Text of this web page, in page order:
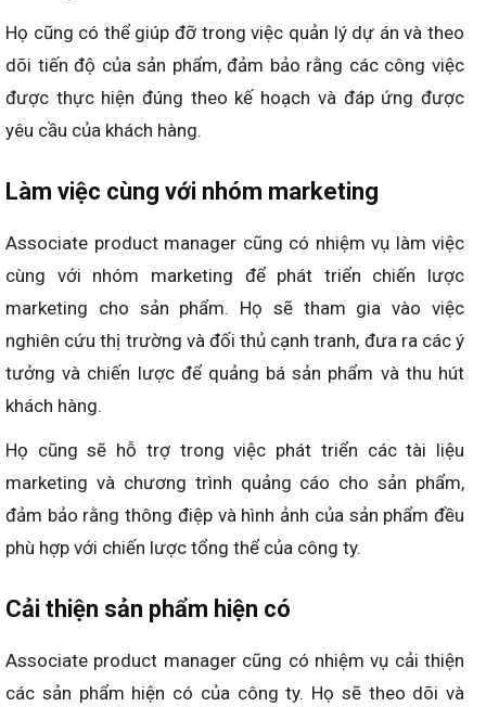
Họ cũng có thể giúp đỡ trong việc quản lý dự án và theo
dõi tiến độ của sản phẩm, đảm bảo rằng các công việc
được thực hiện đúng theo kế hoạch và đáp ứng được
yêu cầu của khách hàng.
Làm việc cùng với nhóm marketing
Associate product manager cũng có nhiệm vụ làm việc
cùng với nhóm marketing để phát triển chiến lược
marketing cho sản phẩm. Họ sẽ tham gia vào việc
nghiên cứu thị trường và đối thủ cạnh tranh, đưa ra các ý
tưởng và chiến lược để quảng bá sản phẩm và thu hút
khách hàng.
Họ cũng sẽ hỗ trợ trong việc phát triển các tài liệu
marketing và chương trình quảng cáo cho sản phẩm,
đảm bảo rằng thông điệp và hình ảnh của sản phẩm đều
phù hợp với chiến lược tổng thể của công ty.
Cải thiện sản phẩm hiện có
Associate product manager cũng có nhiệm vụ cải thiện
các sản phẩm hiện có của công ty. Họ sẽ theo dõi và